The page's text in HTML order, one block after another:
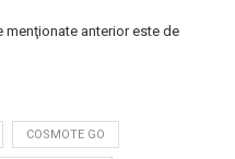
anterior este de
COSMOTE GO